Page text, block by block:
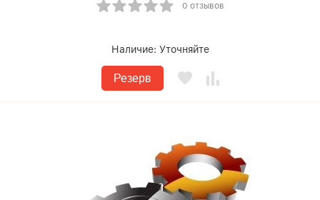
0 отзывов
Наличие: Уточняйте
Резерв